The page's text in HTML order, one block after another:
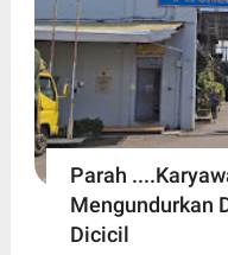
Parah
Mengundurkan
Dicicil